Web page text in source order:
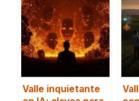
Valle inquietante